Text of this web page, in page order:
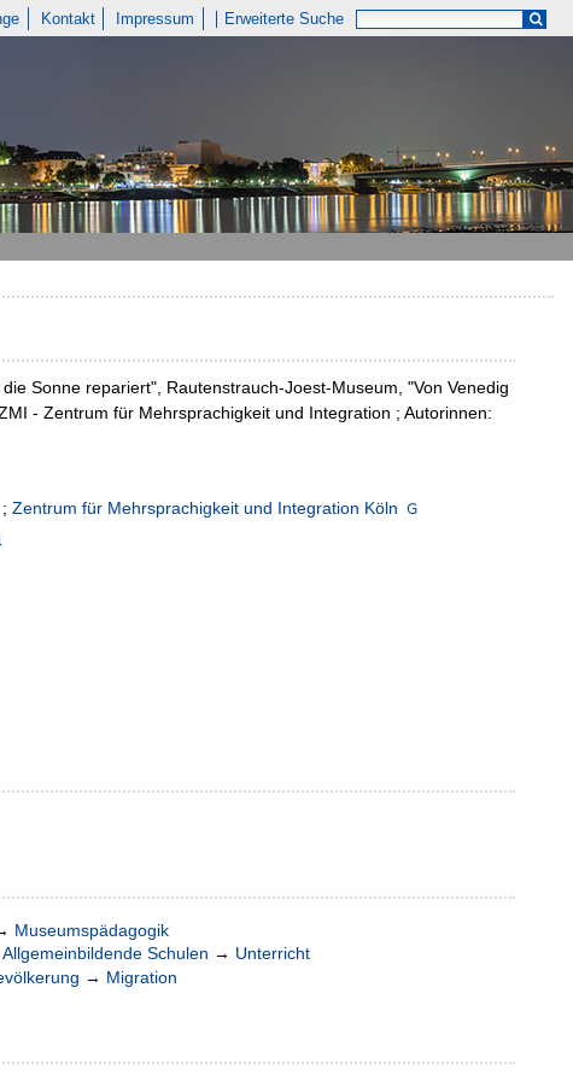
Kontakt Impressum Erweiterte Suche
Sonne repariert", Rautenstrauch-Joest-Museum, "Von Venedig
- Zentrum für Mehrsprachigkeit und Integration ; Autorinnen:
; Zentrum für Mehrsprachigkeit und Integration Köln
Museumspädagogik
Allgemeinbildende Schulen → Unterricht
→ Migration